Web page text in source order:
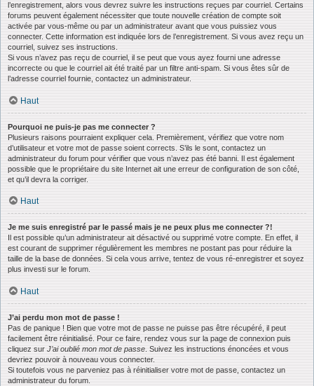
l’enregistrement, alors vous devrez suivre les instructions reçues par courriel. Certains
forums peuvent également nécessiter que toute nouvelle création de compte soit
activée par vous-même ou par un administrateur avant que vous puissiez vous
connecter. Cette information est indiquée lors de l’enregistrement. Si vous avez reçu un
courriel, suivez ses instructions.
Si vous n’avez pas reçu de courriel, il se peut que vous ayez fourni une adresse
incorrecte ou que le courriel ait été traité par un filtre anti-spam. Si vous êtes sûr de
l’adresse courriel fournie, contactez un administrateur.
Haut
Pourquoi ne puis-je pas me connecter ?
Plusieurs raisons pourraient expliquer cela. Premièrement, vérifiez que votre nom
d’utilisateur et votre mot de passe soient corrects. S’ils le sont, contactez un
administrateur du forum pour vérifier que vous n’avez pas été banni. Il est également
possible que le propriétaire du site Internet ait une erreur de configuration de son côté,
et qu’il devra la corriger.
Haut
Je me suis enregistré par le passé mais je ne peux plus me connecter ?!
Il est possible qu’un administrateur ait désactivé ou supprimé votre compte. En effet, il
est courant de supprimer régulièrement les membres ne postant pas pour réduire la
taille de la base de données. Si cela vous arrive, tentez de vous ré-enregistrer et soyez
plus investi sur le forum.
Haut
J’ai perdu mon mot de passe !
Pas de panique ! Bien que votre mot de passe ne puisse pas être récupéré, il peut
facilement être réinitialisé. Pour ce faire, rendez vous sur la page de connexion puis
cliquez sur J’ai oublié mon mot de passe . Suivez les instructions énoncées et vous
devriez pouvoir à nouveau vous connecter.
Si toutefois vous ne parveniez pas à réinitialiser votre mot de passe, contactez un
administrateur du forum.